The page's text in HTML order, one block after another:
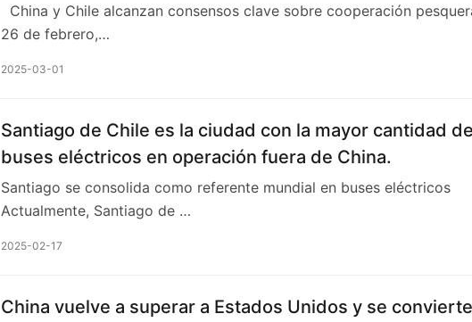
China y Chile alcanzan consensos clave sobre cooperación
26 de febrero,…
2025-03-01
Santiago de Chile es la ciudad con la mayor cantidad
buses eléctricos en operación fuera de China.
Santiago se consolida como referente mundial en buses eléctricos
Actualmente, Santiago de …
2025-02-17
China vuelve a superar a Estados Unidos y se convierte